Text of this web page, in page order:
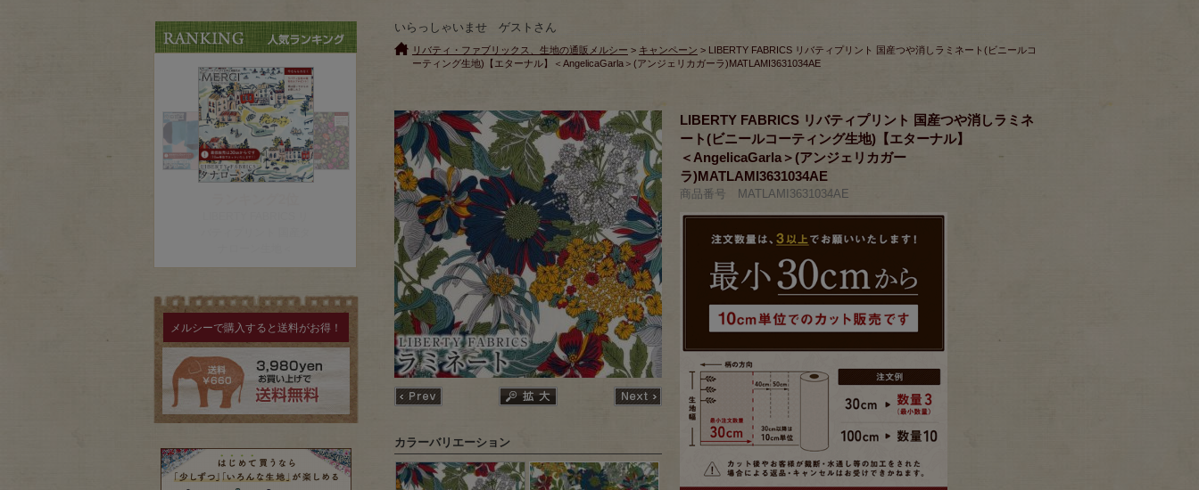
メルシーで購入すると送料がお得！
いらっしゃいませ ゲストさん
リバティ・ファブリックス、生地の通販メルシー > キャンペーン > LIBERTY FABRICS リバティプリント 国産つや消しラミネート(ビニールコ
ーティング生地)【エターナル】＜AngelicaGarla＞(アンジェリカガーラ)MATLAMI3631034AE
LIBERTY FABRICS リバティプリント 国産つや消しラミネ
ート(ビニールコーティング生地)【エターナル】
＜AngelicaGarla＞(アンジェリカガー
ラ)MATLAMI3631034AE
商品番号 MATLAMI3631034AE
カラーバリエーション